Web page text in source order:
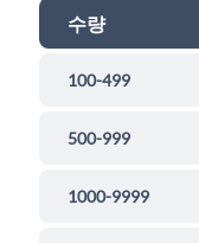
수량
100-499
500-999
1000-9999